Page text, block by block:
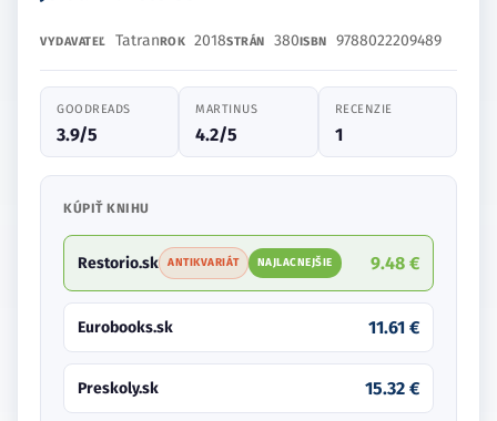
VYDAVATEĽ TatranROK 2018STRÁN 380ISBN 9788022209489
GOODREADS
3.9/5
MARTINUS
4.2/5
RECENZIE
1
KÚPIŤ KNIHU
Restorio.sk ANTIKVARIÁT NAJLACNEJŠIE 9.48 €
Eurobooks.sk 11.61 €
Preskoly.sk 15.32 €